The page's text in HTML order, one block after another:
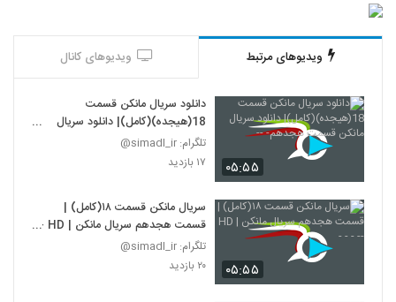
ویدیوهای مرتبط ویدیوهای کانال
۰۵:۵۵
دانلود سریال مانکن قسمت
18(هیجده)(کامل)| دانلود سریال
مانکن قسمت هجدهم- --
تلگرام: simadl_ir@
۱۷ بازدید
۰۵:۵۵
سریال مانکن قسمت ۱۸(کامل) |
قسمت هجدهم سریال مانکن | HD --
- - -
تلگرام: simadl_ir@
۲۰ بازدید